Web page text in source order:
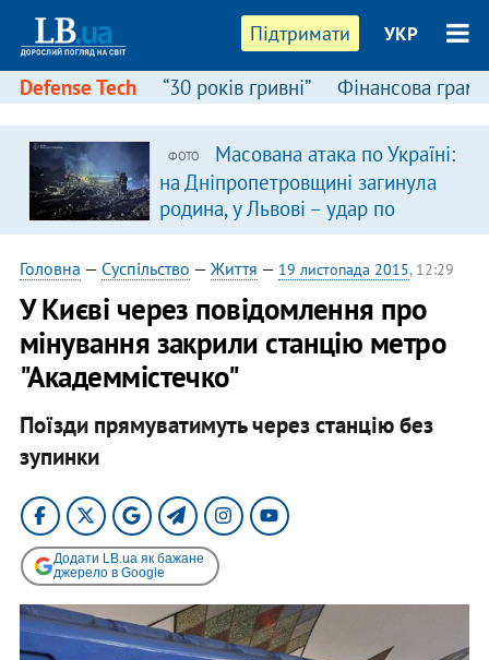
Підтримати УКР
Defense Tech “30 років гривні” Фінансова
ФОТО
Масована атака по Україні:
на Дніпропетровщині загинула
родина, у Львові – удар по
багатоповерхівках
(доповнюється)
Головна — Суспільство — Життя — 19 листопада 2015, 12:29
У Києві через повідомлення про
мінування закрили станцію метро
"Академмістечко"
Поїзди прямуватимуть через станцію без
зупинки
Додати LB.ua як бажане
джерело в Google